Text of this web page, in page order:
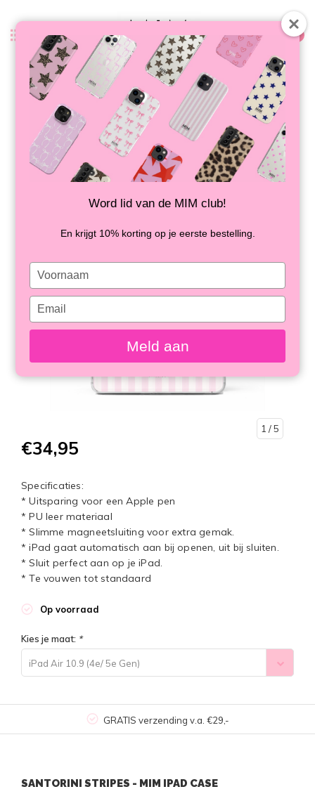
0
Terug
SANTORINI STRIPES - MIM IPAD
CASE
OP VOORRAAD
1 / 5
€34,95
Specificaties:
* Uitsparing voor een Apple pen
* PU leer materiaal
* Slimme magneetsluiting voor extra gemak.
* iPad gaat automatisch aan bij openen, uit bij sluiten.
* Sluit perfect aan op je iPad.
* Te vouwen tot standaard
Op voorraad
Kies je maat: *
iPad Air 10.9 (4e/ 5e Gen)
GRATIS verzending v.a. €29,-
SANTORINI STRIPES - MIM IPAD CASE
Word lid van de MIM club!
En krijgt 10% korting op je eerste bestelling.
Type
your
name
Type
your
email
Meld aan